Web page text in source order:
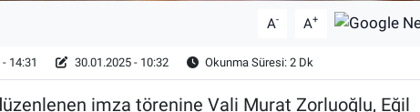
A- A+
14:31 30.01.2025 - 10:32 Okunma Süresi: 2 Dk
imza törenine Vali Murat Zorluoğlu, Eğil